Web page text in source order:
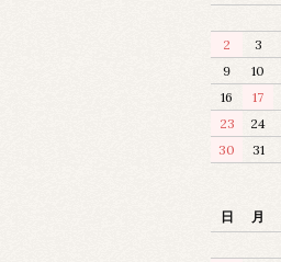
2
3
9
10
16
17
23
24
30
31
日
月